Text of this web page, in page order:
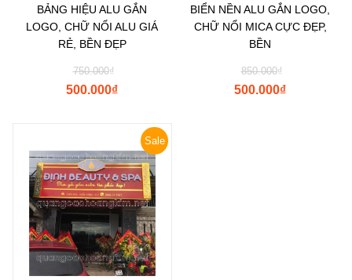
BẢNG HIỆU ALU GẮN
LOGO, CHỮ NỔI ALU GIÁ
RẺ, BỀN ĐẸP
₫
750.000
₫
500.000
BIỂN NỀN ALU GẮN LOGO,
CHỮ NỔI MICA CỰC ĐẸP,
BỀN
₫
850.000
₫
500.000
Sale